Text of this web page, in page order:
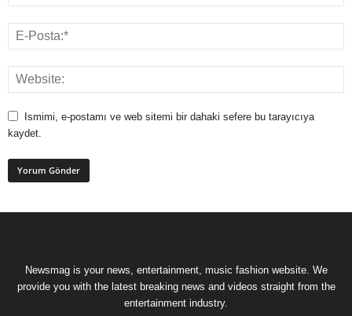
Ismimi, e-postamı ve web sitemi bir dahaki sefere bu tarayıcıya
kaydet.
Newsmag is your news, entertainment, music fashion website. We
provide you with the latest breaking news and videos straight from the
entertainment industry.